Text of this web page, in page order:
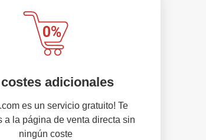
adicionales
es un servicio gratuito! Te
a la página de venta directa sin
ningún coste